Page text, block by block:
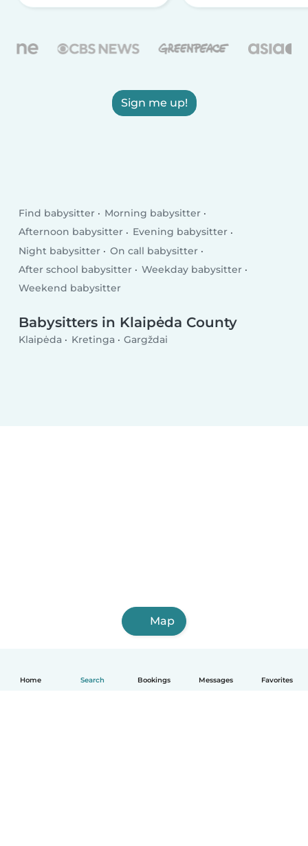
Home Search Bookings Messages Favorites
Sign me up!
Find babysitter
Morning babysitter
Afternoon babysitter
Evening babysitter
Night babysitter
On call babysitter
After school babysitter
Weekday babysitter
Weekend babysitter
Babysitters in Klaipėda County
Klaipėda Kretinga Gargždai
Map